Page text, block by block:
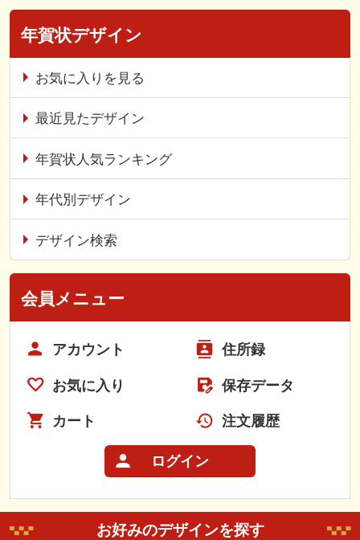
年賀状デザイン
お気に入りを見る
最近見たデザイン
年賀状人気ランキング
年代別デザイン
デザイン検索
会員メニュー
アカウント 住所録
お気に入り 保存データ
カート 注文履歴
ログイン
お好みのデザインを探す